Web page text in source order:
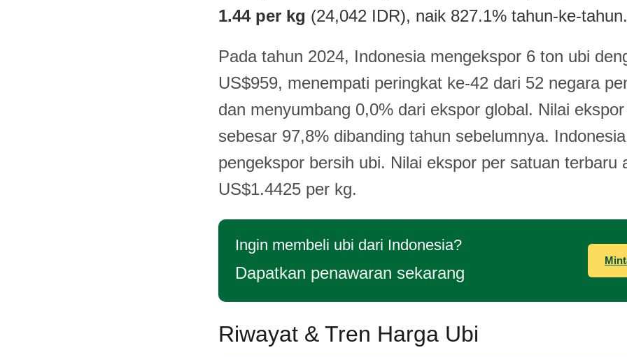
1.44 per kg (24,042 IDR), naik 827.1% tahun-ke-tahun.
Pada tahun 2024, Indonesia mengekspor 6 ton ubi
US$959, menempati peringkat ke-42 dari 52 negara
dan menyumbang 0,0% dari ekspor global. Nilai
sebesar 97,8% dibanding tahun sebelumnya.
pengekspor bersih ubi. Nilai ekspor per satuan terbaru
US$1.4425 per kg.
Ingin membeli ubi dari Indonesia?
Dapatkan penawaran sekarang
Riwayat & Tren Harga Ubi